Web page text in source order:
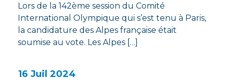
Lors de la 142ème session du Comité
International Olympique qui s’est tenu à Paris,
la candidature des Alpes française était
soumise au vote. Les Alpes […]
16 Juil 2024